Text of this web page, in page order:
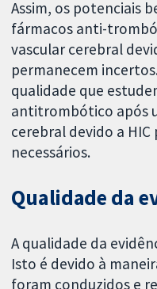
Assim, os potenciais
fármacos anti-
vascular cerebral
permanecem
qualidade que
antitrombótico após
cerebral devido a
necessários.
Qualidade da
A qualidade da
Isto é devido à
foram conduzidos e